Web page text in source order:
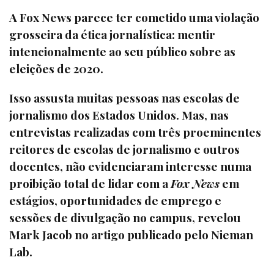
A Fox News parece ter cometido uma violação
grosseira da ética jornalística: mentir
intencionalmente ao seu público sobre as
eleições de 2020.
Isso assusta muitas pessoas nas escolas de
jornalismo dos Estados Unidos. Mas, nas
entrevistas realizadas com três proeminentes
reitores de escolas de jornalismo e outros
docentes, não evidenciaram interesse numa
proibição total de lidar com a Fox Newsem
estágios, oportunidades de emprego e
sessões de divulgação no campus, revelou
Mark Jacob no artigo publicado pelo Nieman
Lab.